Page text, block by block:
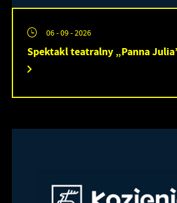
06 - 09 - 2026
Spektakl teatralny „Panna